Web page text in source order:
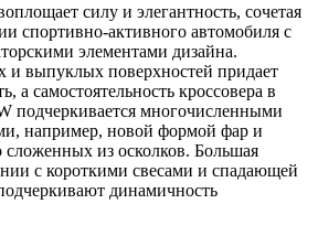
силу и элегантность, сочетая
спортивно-активного автомобиля с
элементами дизайна.
и выпуклых поверхностей придает
а самостоятельность кроссовера в
подчеркивается многочисленными
например, новой формой фар и
сложенных из осколков. Большая
с короткими свесами и спадающей
динамичность